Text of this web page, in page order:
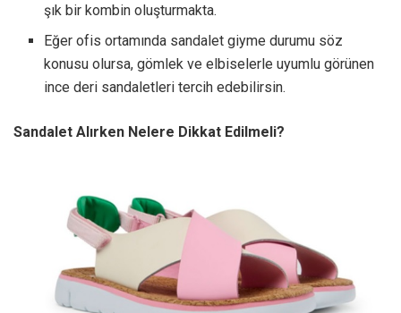
şık bir kombin oluşturmakta.
Eğer ofis ortamında sandalet giyme durumu söz
konusu olursa, gömlek ve elbiselerle uyumlu görünen
ince deri sandaletleri tercih edebilirsin.
Sandalet Alırken Nelere Dikkat Edilmeli?